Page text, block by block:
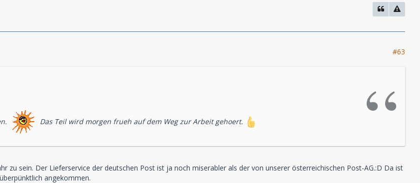
#63
Das Teil wird morgen frueh auf dem Weg zur Arbeit gehoert.
zu sein. Der Lieferservice der deutschen Post ist ja noch miserabler als der von unserer österreichischen Post-AG.:D Da ist
angekommen.